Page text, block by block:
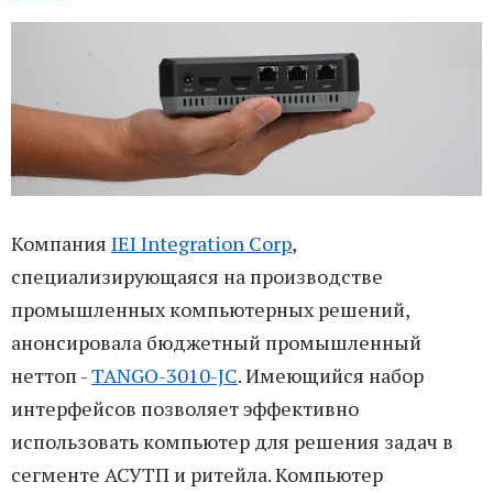
Компания IEI Integration Corp,
специализирующаяся на производстве
промышленных компьютерных решений,
анонсировала бюджетный промышленный
неттоп -TANGO-3010-JC. Имеющийся набор
интерфейсов позволяет эффективно
использовать компьютер для решения задач в
сегменте АСУТП и ритейла. Компьютер